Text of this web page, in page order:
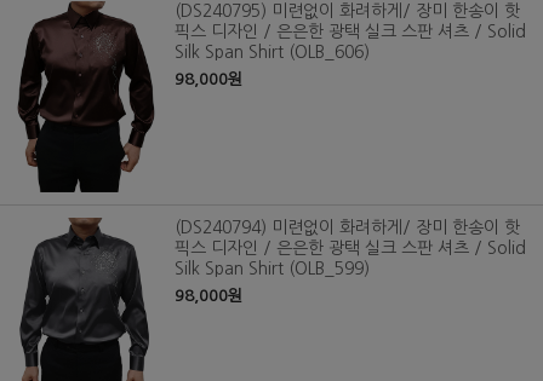
(DS240795) 미련없이 화려하게/ 장미 한송이 핫
픽스 디자인 / 은은한 광택 실크 스판 셔츠 / Solid
Silk Span Shirt (OLB_606)
98,000원
(DS240794) 미련없이 화려하게/ 장미 한송이 핫
픽스 디자인 / 은은한 광택 실크 스판 셔츠 / Solid
Silk Span Shirt (OLB_599)
98,000원